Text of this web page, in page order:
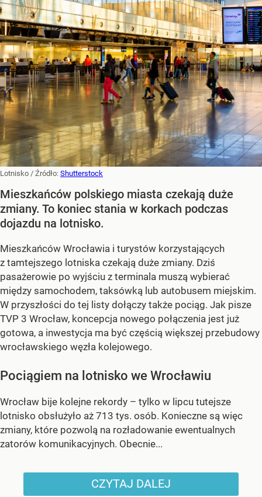
Lotnisko / Źródło: Shutterstock
Mieszkańców polskiego miasta czekają duże
zmiany. To koniec stania w korkach podczas
dojazdu na lotnisko.
Mieszkańców Wrocławia i turystów korzystających
z tamtejszego lotniska czekają duże zmiany. Dziś
pasażerowie po wyjściu z terminala muszą wybierać
między samochodem, taksówką lub autobusem miejskim.
W przyszłości do tej listy dołączy także pociąg. Jak pisze
TVP 3 Wrocław, koncepcja nowego połączenia jest już
gotowa, a inwestycja ma być częścią większej przebudowy
wrocławskiego węzła kolejowego.
Pociągiem na lotnisko we Wrocławiu
Wrocław bije kolejne rekordy – tylko w lipcu tutejsze
lotnisko obsłużyło aż 713 tys. osób. Konieczne są więc
zmiany, które pozwolą na rozładowanie ewentualnych
zatorów komunikacyjnych. Obecnie...
CZYTAJ DALEJ